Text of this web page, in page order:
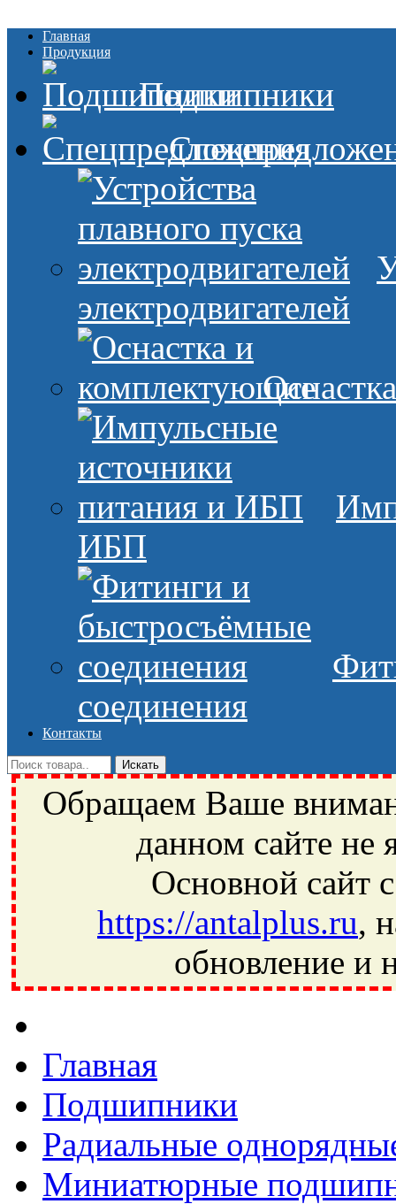
Главная
Продукция
Подшипники
электродвигателей
ИБП
соединения
Контакты
Обращаем Ваше
данном сайте не
Основной сайт
https://antalplus.ru,
обновление и
Ивантеевка, подшипники, пневматика, метизы, техника,
Главная
Подшипники
Радиальные
Миниатюрные